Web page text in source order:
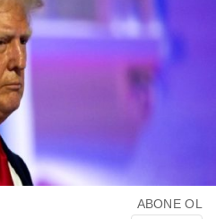
WhatsApp İhbar Hattı
ABONE OL